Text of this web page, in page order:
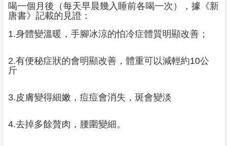
喝一個月後（每天早晨幾入睡前各喝一次），據《新
唐書》記載的見證：
1.身體變溫暖，手腳冰涼的怕冷症體質明顯改善；
2.有便秘症狀的會明顯改善，體重可以減輕約10公
斤
3.皮膚變得細嫩，痘痘會消失，斑會變淡
4.去掉多餘贅肉，腰圍變細。